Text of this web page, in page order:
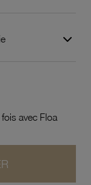
avec Floa